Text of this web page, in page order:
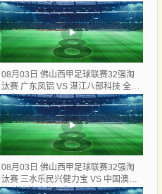
U17 全场录像
08月03日 佛山西甲足球联赛32强淘
汰赛 广东凤铝 VS 湛江八部科技 全场
录像
08月03日 佛山西甲足球联赛32强淘
汰赛 三水乐民兴健力宝 VS 中国澳门
澳科精英 全场录像